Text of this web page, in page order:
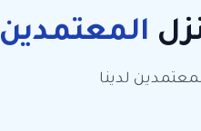
المعتمدين
لدينا